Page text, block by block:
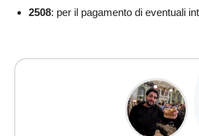
2508: per il pagamento di eventuali